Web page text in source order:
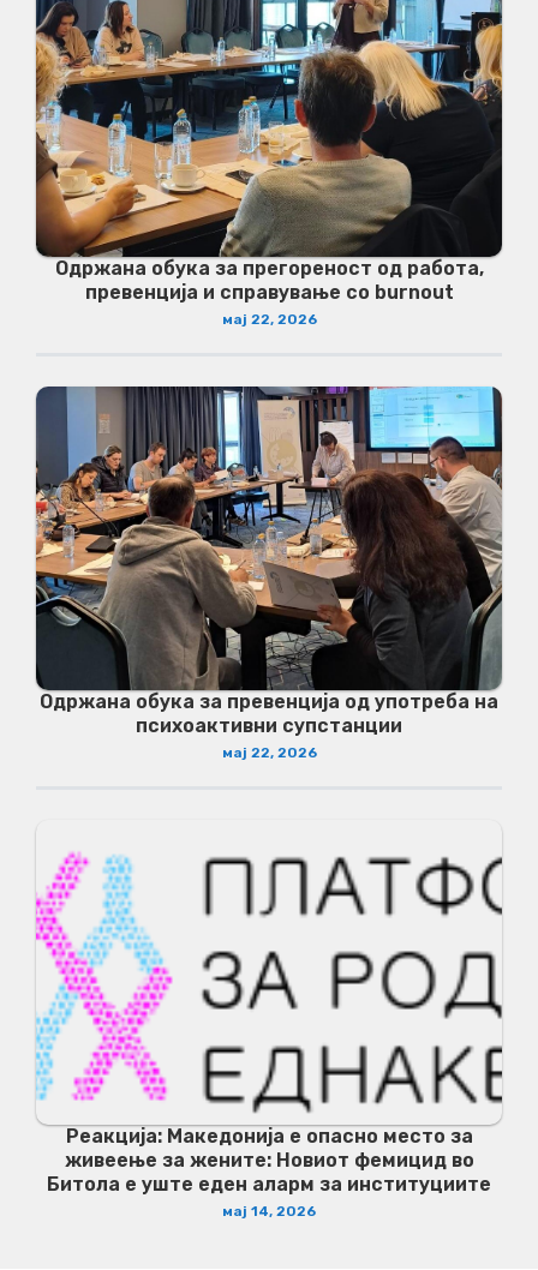
Одржана обука за прегореност од работа,
превенција и справување со burnout
мај 22, 2026
Одржана обука за превенција од употреба на
психоактивни супстанции
мај 22, 2026
Реакција: Македонија е опасно место за
живеење за жените: Новиот фемицид во
Битола е уште еден аларм за институциите
мај 14, 2026